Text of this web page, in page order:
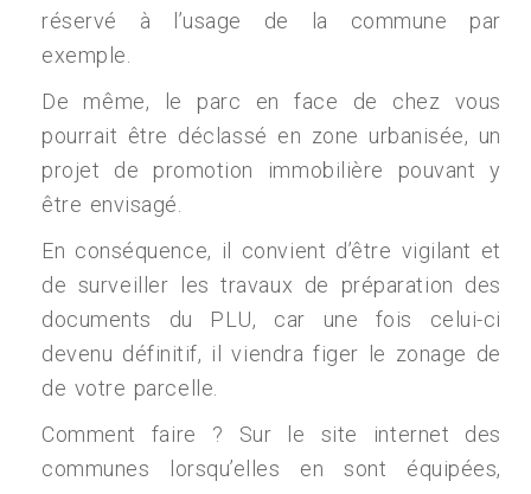
réservé à l’usage de la commune par
exemple.
De même, le parc en face de chez vous
pourrait être déclassé en zone urbanisée, un
projet de promotion immobilière pouvant y
être envisagé.
En conséquence, il convient d’être vigilant et
de surveiller les travaux de préparation des
documents du PLU, car une fois celui-ci
devenu définitif, il viendra figer le zonage de
de votre parcelle.
Comment faire ? Sur le site internet des
communes lorsqu’elles en sont équipées,